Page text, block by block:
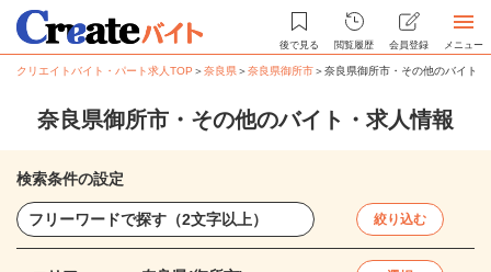
後で見る 閲覧履歴 会員登録 メニュー
クリエイトバイト・パート求人TOP ＞奈良県＞奈良県御所市＞奈良県御所市・その他のバイト
奈良県御所市・その他のバイト・求人情報
検索条件の設定
絞り込む